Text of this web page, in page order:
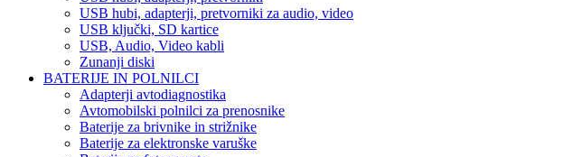
USB hubi, adapterji, pretvorniki za audio, video
USB ključki, SD kartice
USB, Audio, Video kabli
Zunanji diski
BATERIJE IN POLNILCI
Adapterji avtodiagnostika
Avtomobilski polnilci za prenosnike
Baterije za brivnike in strižnike
Baterije za elektronske varuške